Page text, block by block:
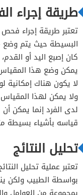
طريقة إجراء
تعتبر طريقة إجراء
البسيطة حيث يتم
كان إصبع اليد أو
يمكن وضع هذا
لا يكون هناك إمكانية
ولا يمكن لهذا
لدى الفرد إنما يمكن
قياسه بأشياء بسيطة
تحليل النتائج
تعتبر عملية تحليل
بواسطة الطبيب ولكن